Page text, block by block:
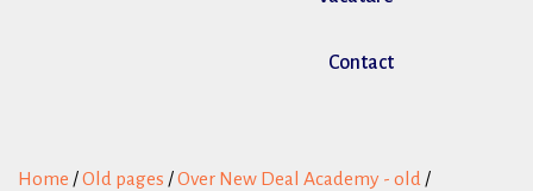
Contact
Home /Old pages /Over New Deal Academy - old/